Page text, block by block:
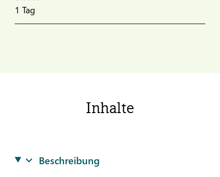
1 Tag
Inhalte
Beschreibung